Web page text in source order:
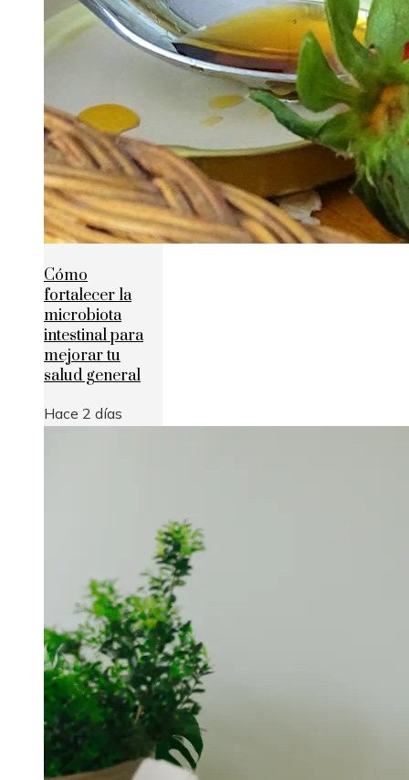
Cómo
fortalecer la
microbiota
intestinal para
mejorar tu
salud general
Hace 2 días